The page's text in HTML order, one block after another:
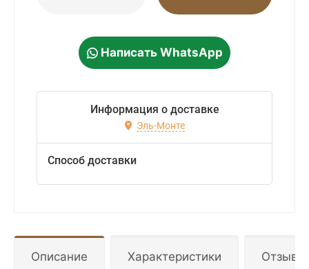
Написать WhatsApp
Информация о доставке
Эль-Монте
Способ доставки
Описание Характеристики